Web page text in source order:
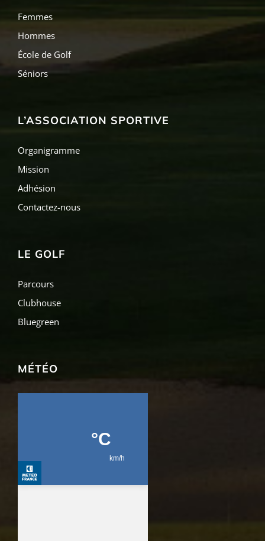
Femmes
Hommes
École de Golf
Séniors
L’ASSOCIATION SPORTIVE
Organigramme
Mission
Adhésion
Contactez-nous
LE GOLF
Parcours
Clubhouse
Bluegreen
MÉTÉO